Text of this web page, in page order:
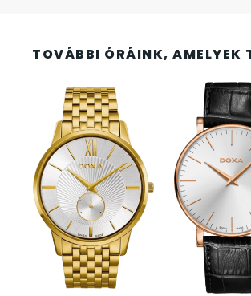
TOVÁBBI ÓRÁINK, AMELYEK
FRANCIS DELON
FREELOOK
GUESS KARÓRÁK
HÁLÓZATI ÓRÁK